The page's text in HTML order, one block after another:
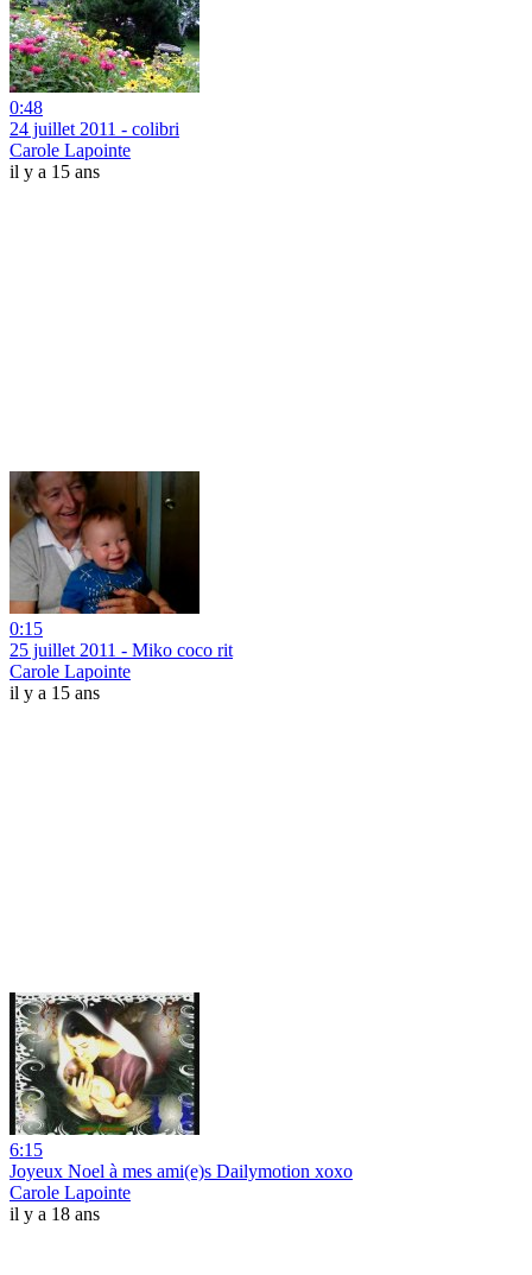
0:48
24 juillet 2011 - colibri
Carole Lapointe
il y a 15 ans
0:15
25 juillet 2011 - Miko coco rit
Carole Lapointe
il y a 15 ans
6:15
Joyeux Noel à mes ami(e)s Dailymotion xoxo
Carole Lapointe
il y a 18 ans